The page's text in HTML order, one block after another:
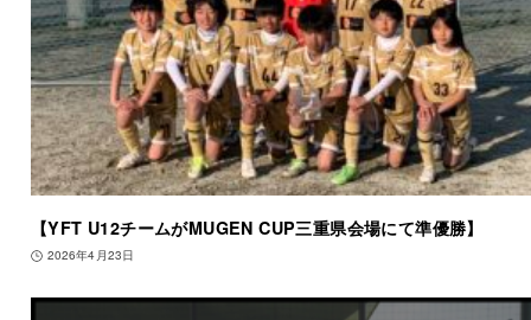
【YFT U12チームがMUGEN CUP三重県会場にて準優勝】
2026年4月23日